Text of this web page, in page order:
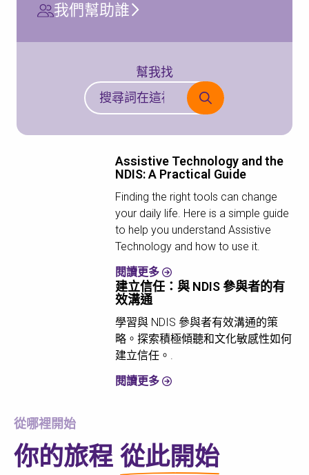
我們幫助誰
幫我找
Assistive Technology and the
NDIS: A Practical Guide
Finding the right tools can change
your daily life. Here is a simple guide
to help you understand Assistive
Technology and how to use it.
閱讀更多
建立信任：與 NDIS 參與者的有
效溝通
學習與 NDIS 參與者有效溝通的策
略。探索積極傾聽和文化敏感性如何
建立信任。.
閱讀更多
從哪裡開始
你的旅程 從此開始